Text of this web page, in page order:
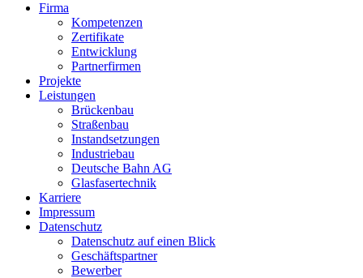
Firma
Kompetenzen
Zertifikate
Entwicklung
Partnerfirmen
Projekte
Leistungen
Brückenbau
Straßenbau
Instandsetzungen
Industriebau
Deutsche Bahn AG
Glasfasertechnik
Karriere
Impressum
Datenschutz
Datenschutz auf einen Blick
Geschäftspartner
Bewerber